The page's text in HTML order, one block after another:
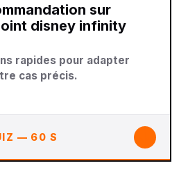
disney infinity
rapides pour adapter
cas précis.
— 60 S